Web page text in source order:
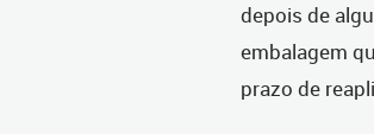
depois de
embalagem
prazo de